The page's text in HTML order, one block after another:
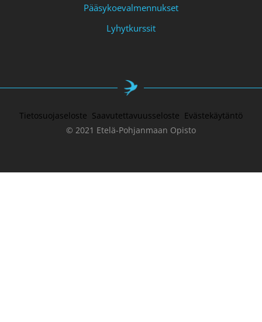
Pääsykoevalmennukset
Lyhytkurssit
Tietosuojaseloste Saavutettavuusseloste Evästekäytäntö
© 2021 Etelä-Pohjanmaan Opisto